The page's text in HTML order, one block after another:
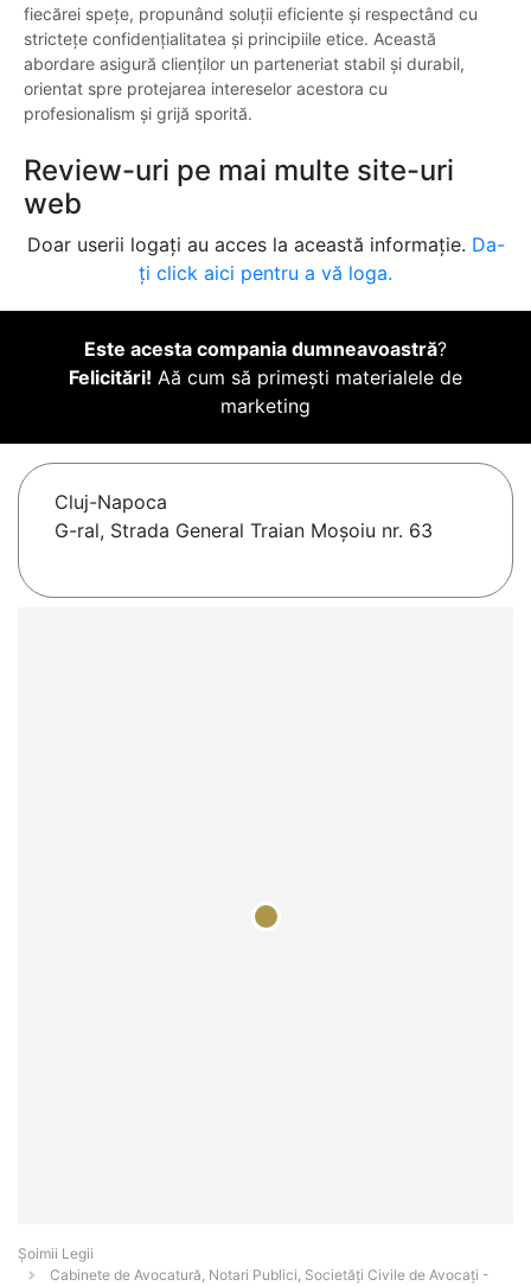
fiecărei spețe, propunând soluții eficiente și respectând cu
strictețe confidențialitatea și principiile etice. Această
abordare asigură clienților un parteneriat stabil și durabil,
orientat spre protejarea intereselor acestora cu
profesionalism și grijă sporită.
Review-uri pe mai multe site-uri
web
Doar userii logați au acces la această informație. Da-
ți click aici pentru a vă loga.
Este acesta compania dumneavoastră?
Felicitări! Aă cum să primești materialele de
marketing
Cluj-Napoca
G-ral, Strada General Traian Moșoiu nr. 63
Șoimii Legii
Cabinete de Avocatură, Notari Publici, Societăți Civile de Avocați -